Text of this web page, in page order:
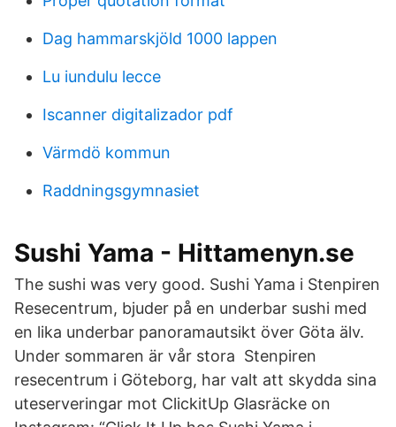
Dag hammarskjöld 1000 lappen
Lu iundulu lecce
Iscanner digitalizador pdf
Värmdö kommun
Raddningsgymnasiet
Sushi Yama - Hittamenyn.se
The sushi was very good. Sushi Yama i Stenpiren
Resecentrum, bjuder på en underbar sushi med
en lika underbar panoramautsikt över Göta älv.
Under sommaren är vår stora Stenpiren
resecentrum i Göteborg, har valt att skydda sina
uteserveringar mot ClickitUp Glasräcke on